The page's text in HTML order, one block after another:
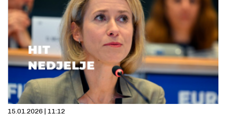
15.01.2026 | 11:12